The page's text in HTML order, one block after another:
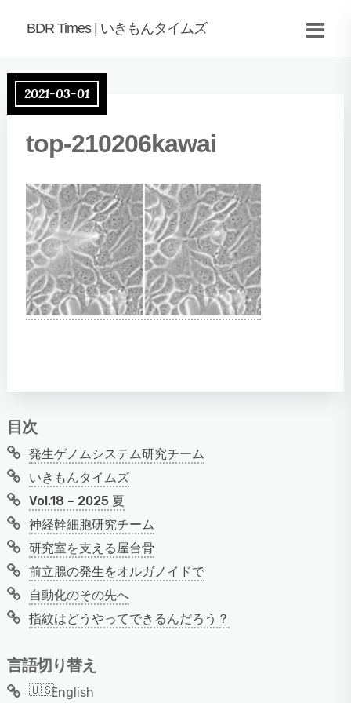
BDR Times | いきもんタイムズ
2021-03-01
top-210206kawai
目次
発生ゲノムシステム研究チーム
いきもんタイムズ
Vol.18 – 2025 夏
神経幹細胞研究チーム
研究室を支える屋台骨
前立腺の発生をオルガノイドで
自動化のその先へ
指紋はどうやってできるんだろう？
言語切り替え
English